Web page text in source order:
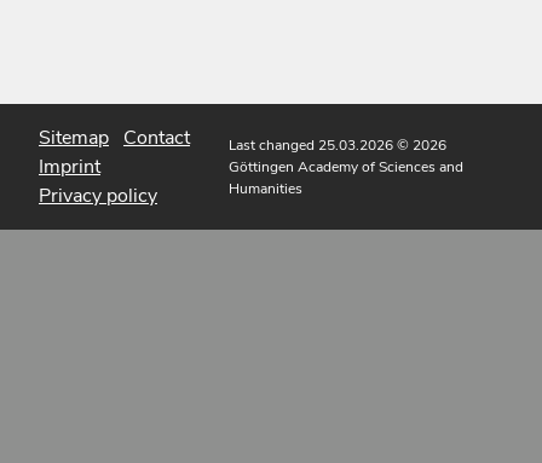
Sitemap Contact
Imprint
Privacy policy
Last changed 25.03.2026© 2026
Göttingen Academy of Sciences and
Humanities